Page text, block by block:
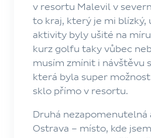
v resortu Malevil v
to kraj, který je mi blízký,
aktivity byly ušité na
kurz golfu taky vůbec
musím zmínit i návštěvu
která byla super
sklo přímo v resortu.
Druhá nezapomenutelná
Ostrava – místo, kde